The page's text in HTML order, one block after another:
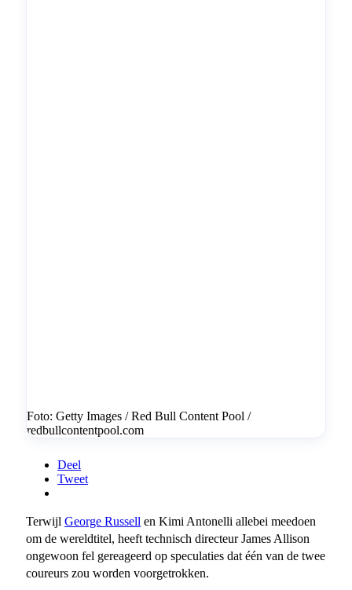
Foto: Getty Images / Red Bull Content Pool /
redbullcontentpool.com
Deel
Tweet
Terwijl George Russell en Kimi Antonelli allebei meedoen
om de wereldtitel, heeft technisch directeur James Allison
ongewoon fel gereageerd op speculaties dat één van de twee
coureurs zou worden voorgetrokken.